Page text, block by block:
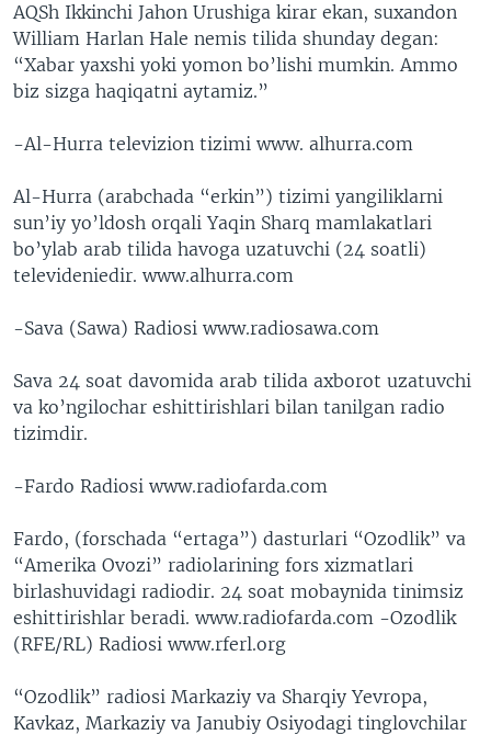
AQSh Ikkinchi Jahon Urushiga kirar ekan, suxandon
William Harlan Hale nemis tilida shunday degan:
“Xabar yaxshi yoki yomon bo’lishi mumkin. Ammo
biz sizga haqiqatni aytamiz.”
-Al-Hurra televizion tizimi www. alhurra.com
Al-Hurra (arabchada “erkin”) tizimi yangiliklarni
sun’iy yo’ldosh orqali Yaqin Sharq mamlakatlari
bo’ylab arab tilida havoga uzatuvchi (24 soatli)
televideniedir. www.alhurra.com
-Sava (Sawa) Radiosi www.radiosawa.com
Sava 24 soat davomida arab tilida axborot uzatuvchi
va ko’ngilochar eshittirishlari bilan tanilgan radio
tizimdir.
-Fardo Radiosi www.radiofarda.com
Fardo, (forschada “ertaga”) dasturlari “Ozodlik” va
“Amerika Ovozi” radiolarining fors xizmatlari
birlashuvidagi radiodir. 24 soat mobaynida tinimsiz
eshittirishlar beradi. www.radiofarda.com -Ozodlik
(RFE/RL) Radiosi www.rferl.org
“Ozodlik” radiosi Markaziy va Sharqiy Yevropa,
Kavkaz, Markaziy va Janubiy Osiyodagi tinglovchilar